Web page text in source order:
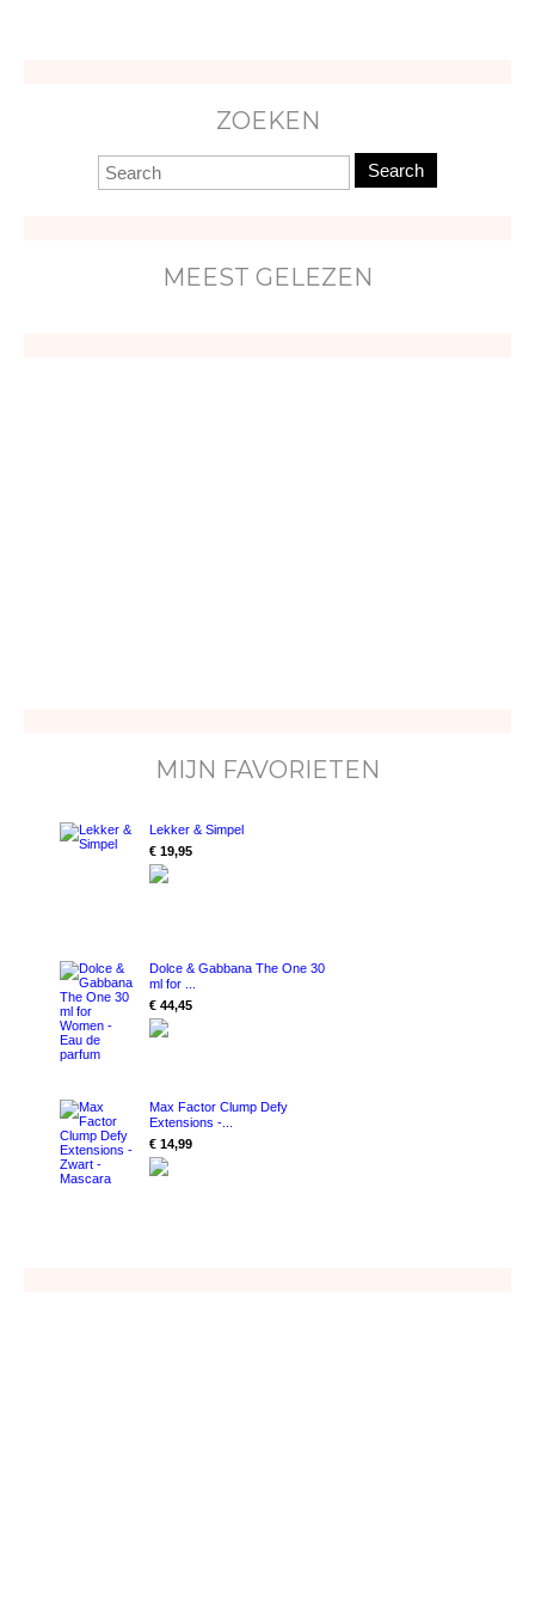
ZOEKEN
Search
MEEST GELEZEN
MIJN FAVORIETEN
Lekker & Simpel
€ 19,95
Dolce & Gabbana The One 30
ml for ...
€ 44,45
Max Factor Clump Defy
Extensions -...
€ 14,99